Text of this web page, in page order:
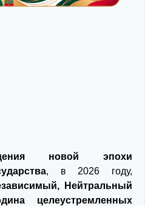
новой эпохи
, в 2026 году,
Нейтральный
целеустремленных